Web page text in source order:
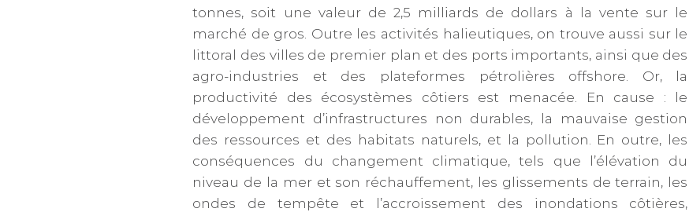
tonnes, soit une valeur de 2,5 milliards de dollars à la vente sur le
marché de gros. Outre les activités halieutiques, on trouve aussi sur le
littoral des villes de premier plan et des ports importants, ainsi que des
agro-industries et des plateformes pétrolières offshore. Or, la
productivité des écosystèmes côtiers est menacée. En cause : le
développement d’infrastructures non durables, la mauvaise gestion
des ressources et des habitats naturels, et la pollution. En outre, les
conséquences du changement climatique, tels que l’élévation du
niveau de la mer et son réchauffement, les glissements de terrain, les
ondes de tempête et l’accroissement des inondations côtières,